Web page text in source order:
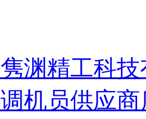
渊精工科
机员供应